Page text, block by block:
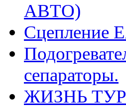
АВТО)
Сцепление
сепараторы.
ЖИЗНЬ